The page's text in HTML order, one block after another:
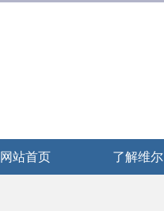
网站首页 了解维尔